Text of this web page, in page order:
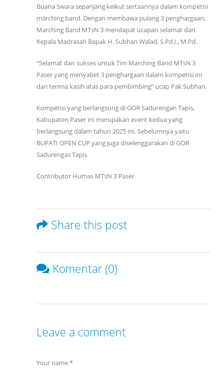
Buana Swara sepanjang keikut sertaannya dalam kompetisi
marching band. Dengan membawa pulang 3 penghargaan,
Marching Band MTsN 3 mendapat ucapan selamat dari
Kepala Madrasah Bapak H. Subhan Walad, S.Pd.I., M.Pd.
“Selamat dan sukses untuk Tim Marching Band MTsN 3
Paser yang menyabet 3 penghargaan dalam kompetisi ini
dan terima kasih atas para pembimbing” ucap Pak Subhan.
Kompetisi yang berlangsung di GOR Sadurengan Tapis,
Kabupaten Paser ini merupakan event kedua yang
berlangsung dalam tahun 2025 ini. Sebelumnya yaitu
BUPATI OPEN CUP yang juga diselenggarakan di GOR
Sadurengas Tapis.
Contributor Humas MTsN 3 Paser
Share this post
Komentar (0)
Leave a comment
Your name *